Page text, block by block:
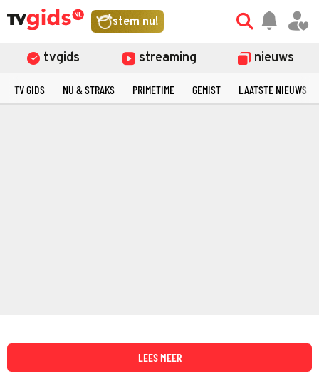
stem nu!
tvgids streaming nieuws
TV GIDS NU & STRAKS PRIMETIME GEMIST LAATSTE NIEUWS
LEES MEER